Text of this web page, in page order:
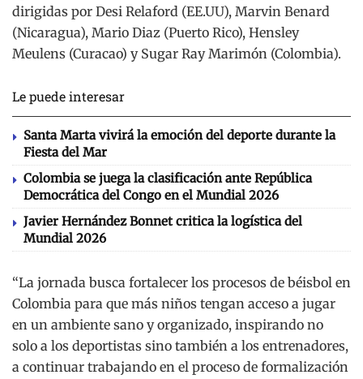
dirigidas por Desi Relaford (EE.UU), Marvin Benard
(Nicaragua), Mario Diaz (Puerto Rico), Hensley
Meulens (Curacao) y Sugar Ray Marimón (Colombia).
Le puede interesar
Santa Marta vivirá la emoción del deporte durante la
Fiesta del Mar
Colombia se juega la clasificación ante República
Democrática del Congo en el Mundial 2026
Javier Hernández Bonnet critica la logística del
Mundial 2026
“La jornada busca fortalecer los procesos de béisbol en
Colombia para que más niños tengan acceso a jugar
en un ambiente sano y organizado, inspirando no
solo a los deportistas sino también a los entrenadores,
a continuar trabajando en el proceso de formalización